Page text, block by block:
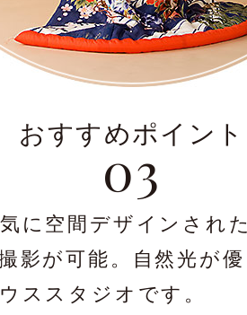
おすすめポイント
03
に空間デザインされ
影が可能。
自然光が
ススタジオです。